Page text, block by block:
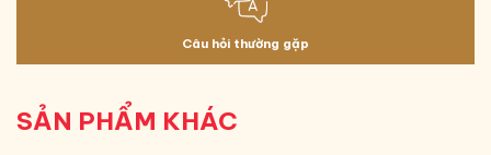
Câu hỏi thường gặp
SẢN PHẨM KHÁC